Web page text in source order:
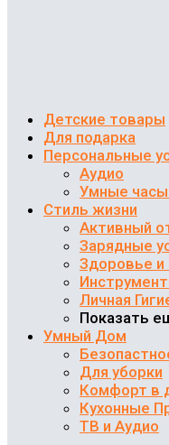
Детские товары
Для подарка
Персональные
Аудио
Умные
Стиль жизни
Активный
Зарядные
Здоровье
Личная
Показать
Умный Дом
Для уборки
Комфорт в
Кухонные
ТВ и Аудио